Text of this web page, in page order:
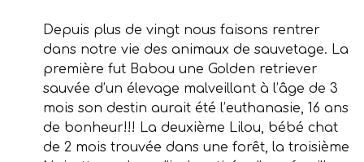
Depuis plus de vingt nous faisons rentrer
dans notre vie des animaux de sauvetage. La
première fut Babou une Golden retriever
sauvée d’un élevage malveillant à l’âge de 3
mois son destin aurait été l’euthanasie, 16 ans
de bonheur!!! La deuxième Lilou, bébé chat
de 2 mois trouvée dans une forêt, la troisième